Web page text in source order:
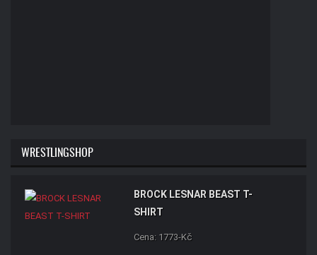
WRESTLINGSHOP
BROCK LESNAR BEAST T-
SHIRT
Cena: 1773-Kč